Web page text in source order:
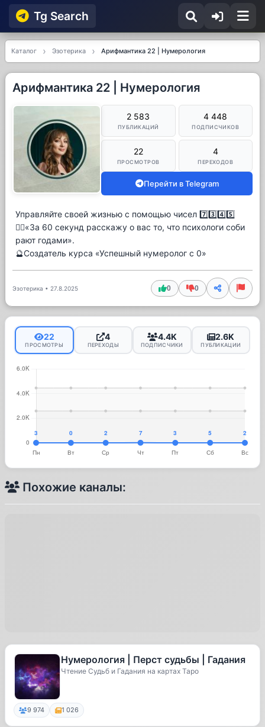
Tg Searсh
Каталог Эзотерика Арифмантика 22 | Нумерология
Арифмантика 22 | Нумерология
2 583
ПУБЛИКАЦИЙ
4 448
ПОДПИСЧИКОВ
22
ПРОСМОТРОВ
4
ПЕРЕХОДОВ
Перейти в Telegram
Управляйте своей жизнью с помощью чисел 7️⃣3️⃣4️⃣5️⃣
🙋‍♀«За 60 секунд расскажу о вас то, что психологи соби
рают годами».
🔮Создатель курса «Успешный нумеролог с 0»
Эзотерика • 27.8.2025 0 0
22
ПРОСМОТРЫ
4
ПЕРЕХОДЫ
4.4K
ПОДПИСЧИКИ
2.6K
ПУБЛИКАЦИИ
Похожие каналы:
Нумерология | Перст судьбы | Гадания
Чтение Судьб и Гадания на картах Таро
9 974 1 026